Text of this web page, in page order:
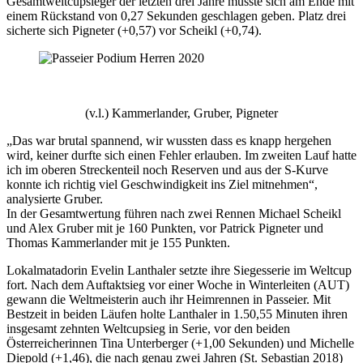
einem Rückstand von 0,27 Sekunden geschlagen geben. Platz drei
sicherte sich Pigneter (+0,57) vor Scheikl (+0,74).
(v.l.) Kammerlander, Gruber, Pigneter
„Das war brutal spannend, wir wussten dass es knapp hergehen
wird, keiner durfte sich einen Fehler erlauben. Im zweiten Lauf hatte
ich im oberen Streckenteil noch Reserven und aus der S-Kurve
konnte ich richtig viel Geschwindigkeit ins Ziel mitnehmen“,
analysierte Gruber.
In der Gesamtwertung führen nach zwei Rennen Michael Scheikl
und Alex Gruber mit je 160 Punkten, vor Patrick Pigneter und
Thomas Kammerlander mit je 155 Punkten.
Lokalmatadorin Evelin Lanthaler setzte ihre Siegesserie im Weltcup
fort. Nach dem Auftaktsieg vor einer Woche in Winterleiten (AUT)
gewann die Weltmeisterin auch ihr Heimrennen in Passeier. Mit
Bestzeit in beiden Läufen holte Lanthaler in 1.50,55 Minuten ihren
insgesamt zehnten Weltcupsieg in Serie, vor den beiden
Österreicherinnen Tina Unterberger (+1,00 Sekunden) und Michelle
Diepold (+1,46), die nach genau zwei Jahren (St. Sebastian 2018)